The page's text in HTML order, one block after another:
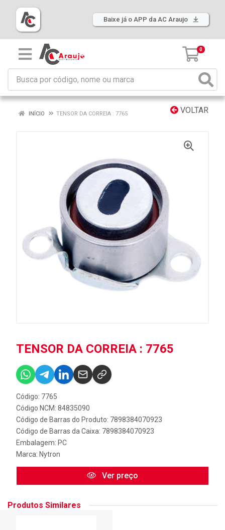
Baixe já o APP da AC Araujo
0
VOLTAR
INÍCIO TENSOR DA CORREIA : 7765
TENSOR DA CORREIA : 7765
Código: 7765
Código NCM: 84835090
Código de Barras do Produto: 7898384070923
Código de Barras da Caixa: 7898384070923
Embalagem: PC
Marca: Nytron
Ver preço
Produtos Similares